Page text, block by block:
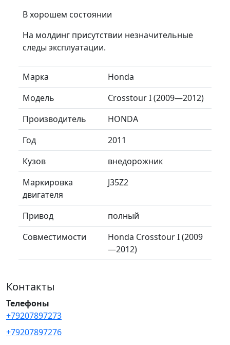
В хорошем состоянии
На молдинг присутствии незначительные
следы эксплуатации.
Марка
Honda
Модель
Crosstour I (2009—2012)
Производитель
HONDA
Год
2011
Кузов
внедорожник
Маркировка
двигателя
J35Z2
Привод
полный
Совместимости
Honda Crosstour I (2009
—2012)
Контакты
Телефоны
+79207897273
+79207897276